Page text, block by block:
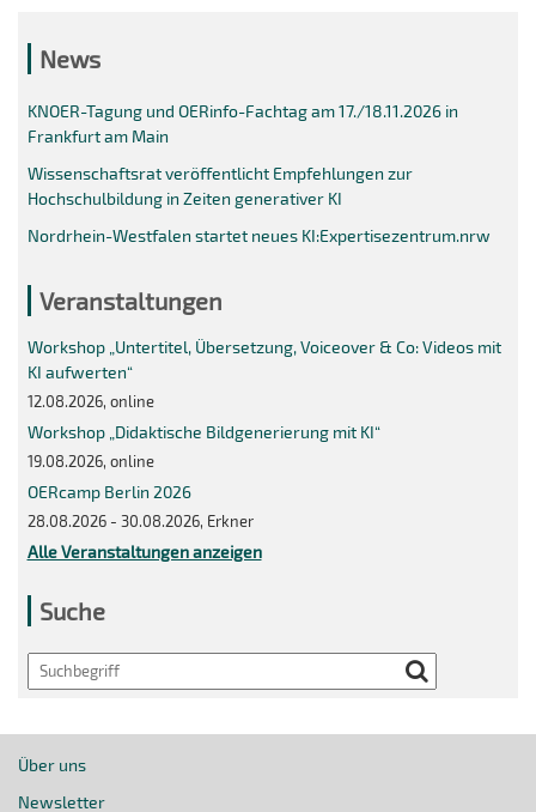
News
KNOER-Tagung und OERinfo-Fachtag am 17./18.11.2026 in
Frankfurt am Main
Wissenschaftsrat veröffentlicht Empfehlungen zur
Hochschulbildung in Zeiten generativer KI
Nordrhein-Westfalen startet neues KI:Expertisezentrum.nrw
Veranstaltungen
Workshop „Untertitel, Übersetzung, Voiceover & Co: Videos mit
KI aufwerten“
12.08.2026, online
Workshop „Didaktische Bildgenerierung mit KI“
19.08.2026, online
OERcamp Berlin 2026
28.08.2026 - 30.08.2026, Erkner
Alle Veranstaltungen anzeigen
Suche
Search
Über uns
Newsletter